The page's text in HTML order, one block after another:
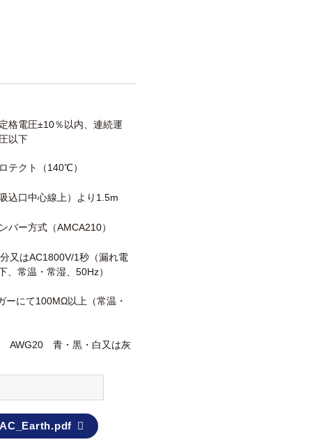
格電圧±10％以内、連続運
以下
テクト（140℃）
込口中心線上）より1.5m
バー方式（AMCA210）
又はAC1800V/1秒（漏れ電
、常温・常湿、50Hz）
ーにて100MΩ以上（常温・
AWG20 青・黒・白又は灰